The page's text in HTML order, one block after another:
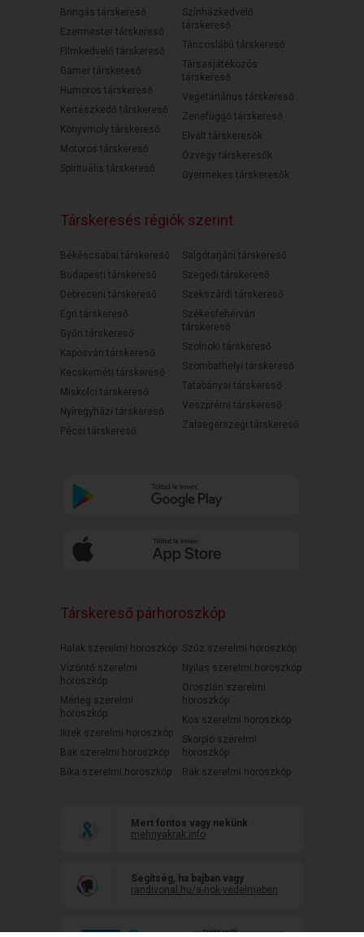
Bringás társkereső
Ezermester társkereső
Filmkedvelő társkereső
Gamer társkereső
Humoros társkereső
Kertészkedő társkereső
Könyvmoly társkereső
Motoros társkereső
Spirituális társkereső
Színházkedvelő
társkereső
Táncoslábú társkereső
Társasjátékozós
társkereső
Vegetáriánus társkereső
Zenefüggő társkereső
Elvált társkeresők
Özvegy társkeresők
Gyermekes társkeresők
Társkeresés régiók szerint
Békéscsabai társkereső
Budapesti társkereső
Debreceni társkereső
Egri társkereső
Győri társkereső
Kaposvári társkereső
Kecskeméti társkereső
Miskolci társkereső
Nyíregyházi társkereső
Pécsi társkereső
Salgótarjáni társkereső
Szegedi társkereső
Szekszárdi társkereső
Székesfehérvári
társkereső
Szolnoki társkereső
Szombathelyi társkereső
Tatabányai társkereső
Veszprémi társkereső
Zalaegerszegi társkereső
Társkereső párhoroszkóp
Halak szerelmi horoszkóp
Vízöntő szerelmi
horoszkóp
Mérleg szerelmi
horoszkóp
Ikrek szerelmi horoszkóp
Bak szerelmi horoszkóp
Bika szerelmi horoszkóp
Szűz szerelmi horoszkóp
Nyilas szerelmi horoszkóp
Oroszlán szerelmi
horoszkóp
Kos szerelmi horoszkóp
Skorpió szerelmi
horoszkóp
Rák szerelmi horoszkóp
Mert fontos vagy nekünk
mehnyakrak.info
Segítség, ha bajban vagy
randivonal.hu/a-nok-vedelmeben